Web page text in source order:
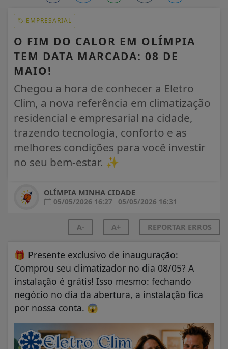
EMPRESARIAL
O FIM DO CALOR EM OLÍMPIA
TEM DATA MARCADA: 08 DE
MAIO!
Chegou a hora de conhecer a Eletro
Clim, a nova referência em climatização
residencial e empresarial na cidade,
trazendo tecnologia, conforto e as
melhores condições para você investir
no seu bem-estar. ✨
OLÍMPIA MINHA CIDADE
05/05/2026 16:27
05/05/2026 16:31
A- A+ REPORTAR ERROS
🎁 Presente exclusivo de inauguração:
Comprou seu climatizador no dia 08/05? A
instalação é grátis! Isso mesmo: fechando
negócio no dia da abertura, a instalação fica
por nossa conta. 😱